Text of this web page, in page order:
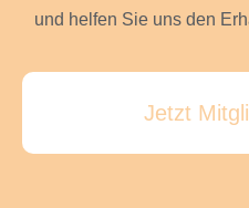
und helfen Sie uns den
Jetzt